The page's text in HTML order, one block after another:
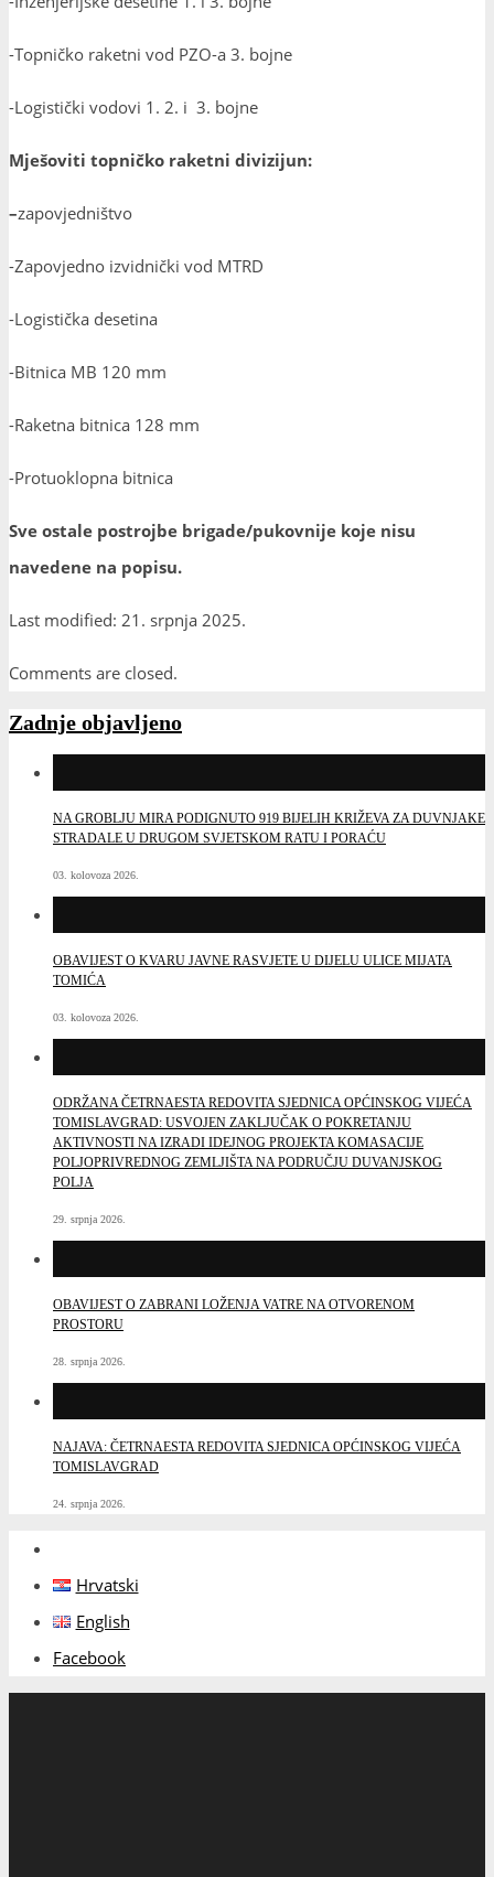
-Topničko raketni vod PZO-a 3. bojne
-Logistički vodovi 1. 2. i 3. bojne
Mješoviti topničko raketni divizijun:
–zapovjedništvo
-Zapovjedno izvidnički vod MTRD
-Logistička desetina
-Bitnica MB 120 mm
-Raketna bitnica 128 mm
-Protuoklopna bitnica
Sve ostale postrojbe brigade/pukovnije koje nisu
navedene na popisu.
Last modified: 21. srpnja 2025.
Comments are closed.
Zadnje objavljeno
NA GROBLJU MIRA PODIGNUTO 919 BIJELIH KRIŽEVA ZA DUVNJAKE
STRADALE U DRUGOM SVJETSKOM RATU I PORAĆU
03. kolovoza 2026.
OBAVIJEST O KVARU JAVNE RASVJETE U DIJELU ULICE MIJATA
TOMIĆA
03. kolovoza 2026.
ODRŽANA ČETRNAESTA REDOVITA SJEDNICA OPĆINSKOG VIJEĆA
TOMISLAVGRAD: USVOJEN ZAKLJUČAK O POKRETANJU
AKTIVNOSTI NA IZRADI IDEJNOG PROJEKTA KOMASACIJE
POLJOPRIVREDNOG ZEMLJIŠTA NA PODRUČJU DUVANJSKOG
POLJA
29. srpnja 2026.
OBAVIJEST O ZABRANI LOŽENJA VATRE NA OTVORENOM
PROSTORU
28. srpnja 2026.
NAJAVA: ČETRNAESTA REDOVITA SJEDNICA OPĆINSKOG VIJEĆA
TOMISLAVGRAD
24. srpnja 2026.
Hrvatski
English
Facebook